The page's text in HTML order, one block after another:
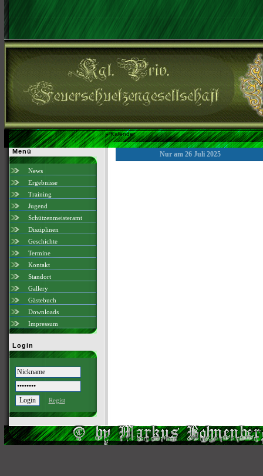
»Kalender
Menü
News
Ergebnisse
Training
Jugend
Schützenmeisteramt
Disziplinen
Geschichte
Termine
Kontakt
Standort
Gallery
Gästebuch
Downloads
Impressum
Login
Regist
Nur am 26 Juli 2025